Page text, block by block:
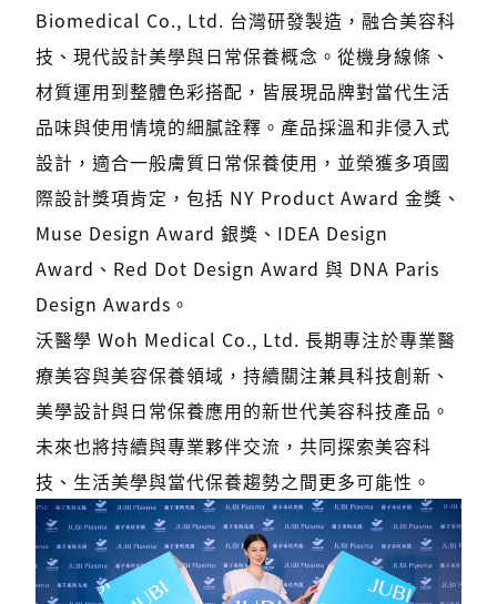
Biomedical Co., Ltd. 台灣研發製造，融合美容科
技、現代設計美學與日常保養概念。從機身線條、
材質運用到整體色彩搭配，皆展現品牌對當代生活
品味與使用情境的細膩詮釋。產品採溫和非侵入式
設計，適合一般膚質日常保養使用，並榮獲多項國
際設計獎項肯定，包括 NY Product Award 金獎、
Muse Design Award 銀獎、IDEA Design
Award、Red Dot Design Award 與 DNA Paris
Design Awards。
沃醫學 Woh Medical Co., Ltd. 長期專注於專業醫
療美容與美容保養領域，持續關注兼具科技創新、
美學設計與日常保養應用的新世代美容科技產品。
未來也將持續與專業夥伴交流，共同探索美容科
技、生活美學與當代保養趨勢之間更多可能性。